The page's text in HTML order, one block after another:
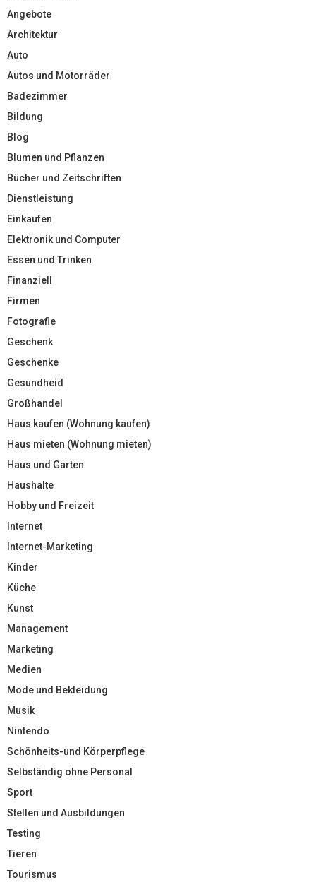
Angebote
Architektur
Auto
Autos und Motorräder
Badezimmer
Bildung
Blog
Blumen und Pflanzen
Bücher und Zeitschriften
Dienstleistung
Einkaufen
Elektronik und Computer
Essen und Trinken
Finanziell
Firmen
Fotografie
Geschenk
Geschenke
Gesundheid
Großhandel
Haus kaufen (Wohnung kaufen)
Haus mieten (Wohnung mieten)
Haus und Garten
Haushalte
Hobby und Freizeit
Internet
Internet-Marketing
Kinder
Küche
Kunst
Management
Marketing
Medien
Mode und Bekleidung
Musik
Nintendo
Schönheits-und Körperpflege
Selbständig ohne Personal
Sport
Stellen und Ausbildungen
Testing
Tieren
Tourismus